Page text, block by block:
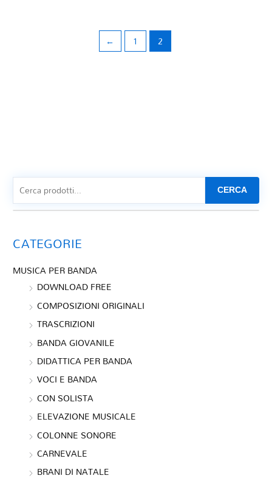
← 1 2
CERCA
CATEGORIE
MUSICA PER BANDA
DOWNLOAD FREE
COMPOSIZIONI ORIGINALI
TRASCRIZIONI
BANDA GIOVANILE
DIDATTICA PER BANDA
VOCI E BANDA
CON SOLISTA
ELEVAZIONE MUSICALE
COLONNE SONORE
CARNEVALE
BRANI DI NATALE